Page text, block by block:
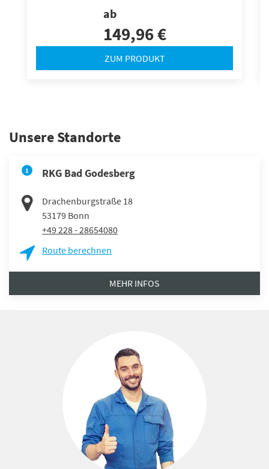
ab
149,96 €
ZUM PRODUKT
Unsere Standorte
1 RKG Bad Godesberg
Drachenburgstraße 18
53179 Bonn
+49 228 - 28654080
Route berechnen
MEHR INFOS